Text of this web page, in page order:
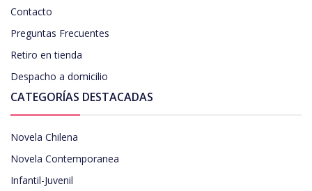
Contacto
Preguntas Frecuentes
Retiro en tienda
Despacho a domicilio
CATEGORÍAS DESTACADAS
Novela Chilena
Novela Contemporanea
Infantil-Juvenil